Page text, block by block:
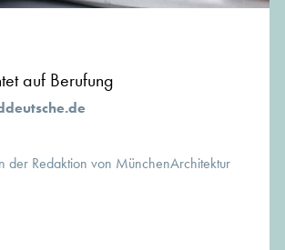
auf Berufung
der Redaktion von MünchenArchitektur